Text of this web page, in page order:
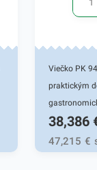
Viečko PK
praktickým
iných
Viečko je
sa
38,386
47,215 €